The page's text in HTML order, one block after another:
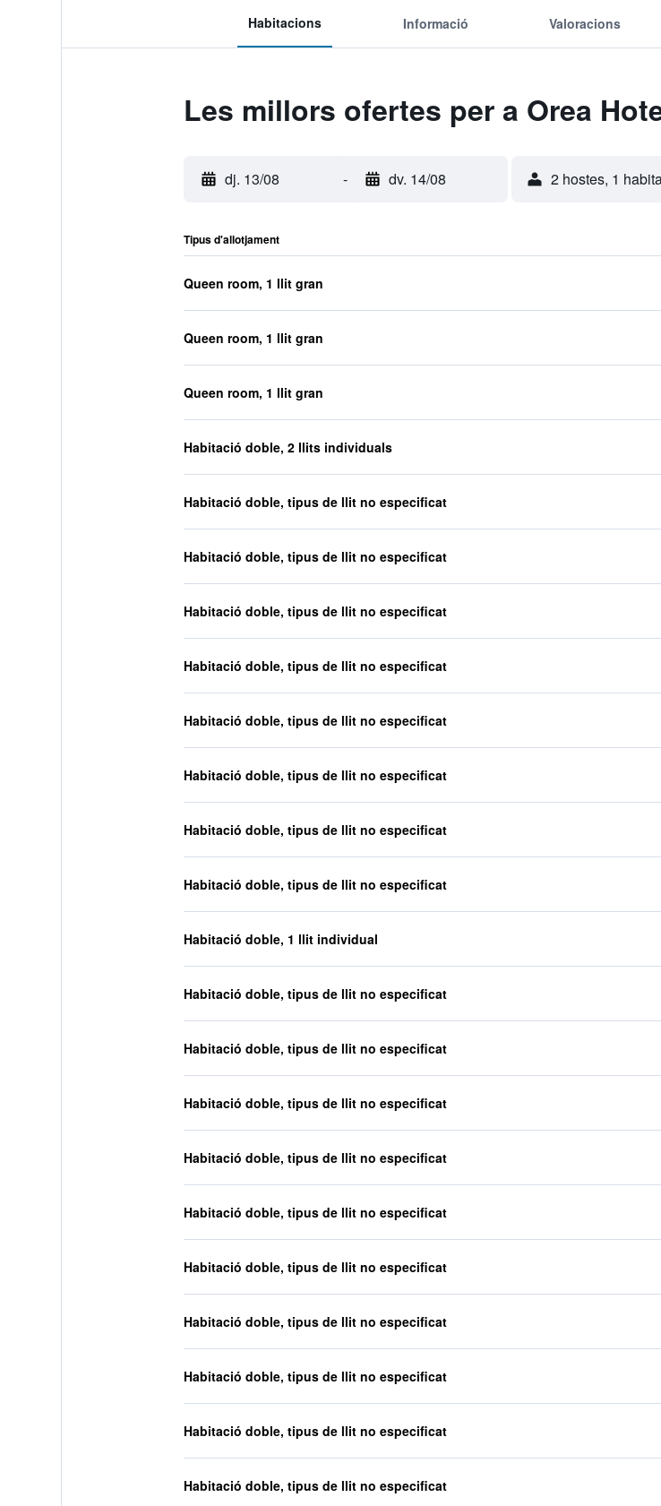
Habitacions Informació Valoracions
Les millors ofertes per a Orea
dj. 13/08 - dv. 14/08 2 hostes, 1
Tipus d'allotjament
Queen room, 1 llit gran
Queen room, 1 llit gran
Queen room, 1 llit gran
Habitació doble, 2 llits individuals
Habitació doble, tipus de llit no especificat
Habitació doble, tipus de llit no especificat
Habitació doble, tipus de llit no especificat
Habitació doble, tipus de llit no especificat
Habitació doble, tipus de llit no especificat
Habitació doble, tipus de llit no especificat
Habitació doble, tipus de llit no especificat
Habitació doble, tipus de llit no especificat
Habitació doble, 1 llit individual
Habitació doble, tipus de llit no especificat
Habitació doble, tipus de llit no especificat
Habitació doble, tipus de llit no especificat
Habitació doble, tipus de llit no especificat
Habitació doble, tipus de llit no especificat
Habitació doble, tipus de llit no especificat
Habitació doble, tipus de llit no especificat
Habitació doble, tipus de llit no especificat
Habitació doble, tipus de llit no especificat
Habitació doble, tipus de llit no especificat